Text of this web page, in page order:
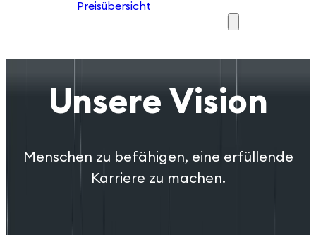
Preisübersicht
Unsere Vision
Menschen zu befähigen, eine erfüllende
Karriere zu machen.